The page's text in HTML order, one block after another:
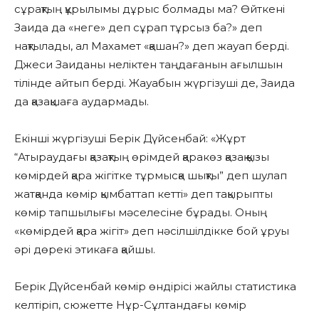
сұрақтың құрылымы дұрыс болмады ма? Өйткені
Заида да «неге» деп сұрап тұрсыз ба?» деп
нақтылады, ал Махамет «қашан?» деп жауап берді.
Джеси Заиданы неліктен таңдағанын ағылшын
тілінде айтып берді. Жауабын жүргізуші де, Заида
да қазақшаға аудармады.
Екінші жүргізуші Берік Дүйсенбай: «Жұрт
“Атыраудағы қазақтың өрімдей қаракөз қазақ қызы
көмірдей қара жігітке тұрмысқа шықты” деп шулап
жатқанда көмір қымбаттап кетті» деп тақырыпты
көмір тапшылығы мәселесіне бұрады. Оның
«көмірдей қара жігіт» деп нәсілшілдікке бой ұруы
әрі дөрекі этикаға қайшы.
Берік Дүйсенбай көмір өндірісі жайлы статистика
келтіріп, сюжетте Нұр-Сұлтандағы көмір